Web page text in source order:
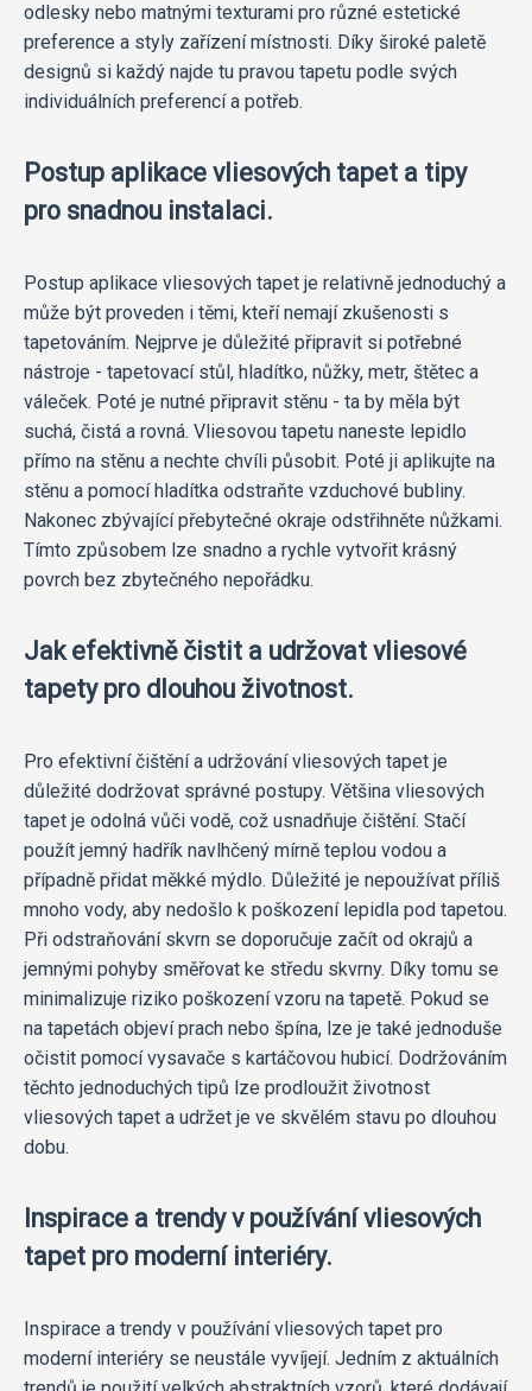
odlesky nebo matnými texturami pro různé estetické
preference a styly zařízení místnosti. Díky široké paletě
designů si každý najde tu pravou tapetu podle svých
individuálních preferencí a potřeb.
Postup aplikace vliesových tapet a tipy
pro snadnou instalaci.
Postup aplikace vliesových tapet je relativně jednoduchý a
může být proveden i těmi, kteří nemají zkušenosti s
tapetováním. Nejprve je důležité připravit si potřebné
nástroje - tapetovací stůl, hladítko, nůžky, metr, štětec a
váleček. Poté je nutné připravit stěnu - ta by měla být
suchá, čistá a rovná. Vliesovou tapetu naneste lepidlo
přímo na stěnu a nechte chvíli působit. Poté ji aplikujte na
stěnu a pomocí hladítka odstraňte vzduchové bubliny.
Nakonec zbývající přebytečné okraje odstřihněte nůžkami.
Tímto způsobem lze snadno a rychle vytvořit krásný
povrch bez zbytečného nepořádku.
Jak efektivně čistit a udržovat vliesové
tapety pro dlouhou životnost.
Pro efektivní čištění a udržování vliesových tapet je
důležité dodržovat správné postupy. Většina vliesových
tapet je odolná vůči vodě, což usnadňuje čištění. Stačí
použít jemný hadřík navlhčený mírně teplou vodou a
případně přidat měkké mýdlo. Důležité je nepoužívat příliš
mnoho vody, aby nedošlo k poškození lepidla pod tapetou.
Při odstraňování skvrn se doporučuje začít od okrajů a
jemnými pohyby směřovat ke středu skvrny. Díky tomu se
minimalizuje riziko poškození vzoru na tapetě. Pokud se
na tapetách objeví prach nebo špína, lze je také jednoduše
očistit pomocí vysavače s kartáčovou hubicí. Dodržováním
těchto jednoduchých tipů lze prodloužit životnost
vliesových tapet a udržet je ve skvělém stavu po dlouhou
dobu.
Inspirace a trendy v používání vliesových
tapet pro moderní interiéry.
Inspirace a trendy v používání vliesových tapet pro
moderní interiéry se neustále vyvíjejí. Jedním z aktuálních